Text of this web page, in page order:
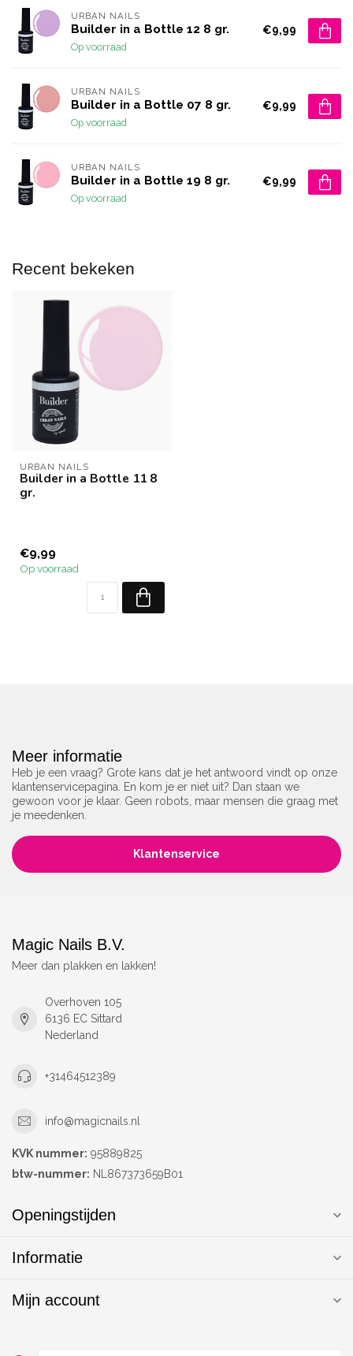
URBAN NAILS
Builder in a Bottle 12 8 gr.
Op voorraad
€9,99
URBAN NAILS
Builder in a Bottle 07 8 gr.
Op voorraad
€9,99
URBAN NAILS
Builder in a Bottle 19 8 gr.
Op voorraad
€9,99
Recent bekeken
URBAN NAILS
Builder in a Bottle 11 8
gr.
€9,99
Op voorraad
Meer informatie
Heb je een vraag? Grote kans dat je het antwoord vindt op onze
klantenservicepagina. En kom je er niet uit? Dan staan we
gewoon voor je klaar. Geen robots, maar mensen die graag met
je meedenken.
Klantenservice
Magic Nails B.V.
Meer dan plakken en lakken!
Overhoven 105
6136 EC Sittard
Nederland
+31464512389
info@magicnails.nl
KVK nummer: 95889825
btw-nummer: NL867373659B01
Openingstijden
Informatie
Mijn account